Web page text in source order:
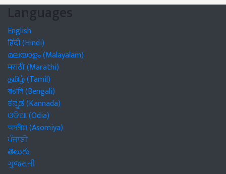
Languages
English
हिंदी (Hindi)
മലയാളം (Malayalam)
मराठी (Marathi)
தமிழ் (Tamil)
বাঙালি (Bengali)
ಕನ್ನಡ (Kannada)
ଓଡିଆ (Odia)
অসমীয়া (Asomiya)
ਪੰਜਾਬੀ
తెలుగు
ગુજરાતી